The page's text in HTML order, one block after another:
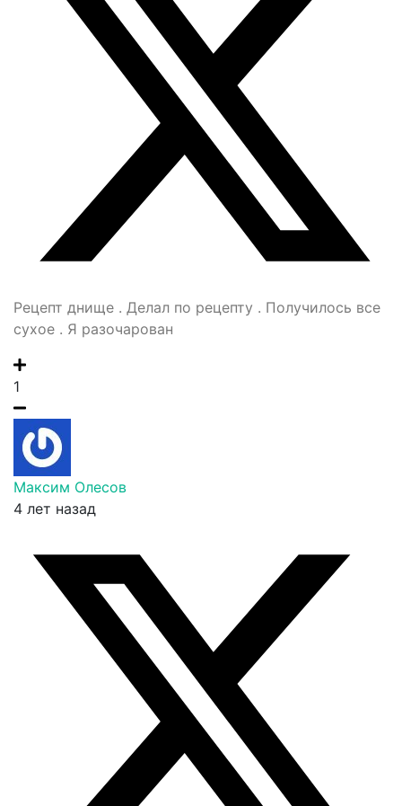
Рецепт днище . Делал по рецепту . Получилось все
сухое . Я разочарован
1
Максим Олесов
4 лет назад